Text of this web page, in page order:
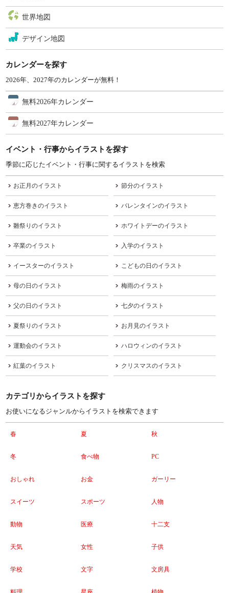
世界地図
デザイン地図
カレンダーを探す
2026年、2027年のカレンダーが無料！
無料2026年カレンダー
無料2027年カレンダー
イベント・行事からイラストを探す
季節に応じたイベント・行事に関するイラストを検索
お正月のイラスト 節分のイラスト
恵方巻きのイラスト バレンタインのイラスト
雛祭りのイラスト ホワイトデーのイラスト
卒業のイラスト 入学のイラスト
イースターのイラスト こどもの日のイラスト
母の日のイラスト 梅雨のイラスト
父の日のイラスト 七夕のイラスト
夏祭りのイラスト お月見のイラスト
運動会のイラスト ハロウィンのイラスト
紅葉のイラスト クリスマスのイラスト
カテゴリからイラストを探す
お使いになるジャンルからイラストを検索できます
春 夏 秋
冬 食べ物 PC
おしゃれ お金 ガーリー
スイーツ スポーツ 人物
動物 医療 十二支
天気 女性 子供
学校 文字 文房具